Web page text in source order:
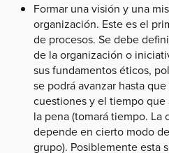
Formar una visión y una
organización. Este es el
de procesos. Se debe
de la organización o
sus fundamentos éticos,
se podrá avanzar hasta
cuestiones y el tiempo
la pena (tomará tiempo. La
depende en cierto modo
grupo). Posiblemente esta